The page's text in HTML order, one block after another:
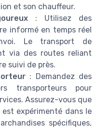
et son chauffeur.
: Utilisez des
informé en temps réel
Le transport de
via des routes reliant
suivi de près.
: Demandez des
transporteurs pour
Assurez-vous que
expérimenté dans le
spécifiques,